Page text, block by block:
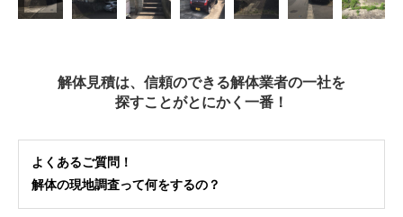
解体見積は、信頼のできる解体業者の一社を
探すことがとにかく一番！
よくあるご質問！
解体の現地調査って何をするの？